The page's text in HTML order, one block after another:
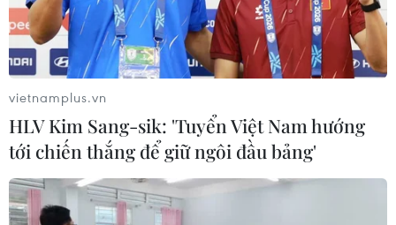
hiện hành vi “rửa tiền.”
vietnamplus.vn
HLV Kim Sang-sik: 'Tuyển Việt Nam hướng
tới chiến thắng để giữ ngôi đầu bảng'